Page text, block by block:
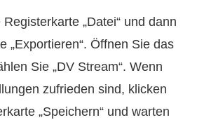
„Datei“ und dann
„Exportieren“. Öffnen Sie das
Sie „DV Stream“. Wenn
zufrieden sind, klicken
„Speichern“ und warten